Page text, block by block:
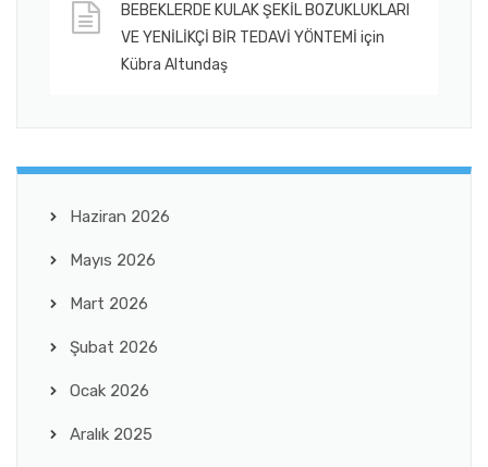
BEBEKLERDE KULAK ŞEKİL BOZUKLUKLARI
VE YENİLİKÇİ BİR TEDAVİ YÖNTEMİ için
Kübra Altundaş
Haziran 2026
Mayıs 2026
Mart 2026
Şubat 2026
Ocak 2026
Aralık 2025